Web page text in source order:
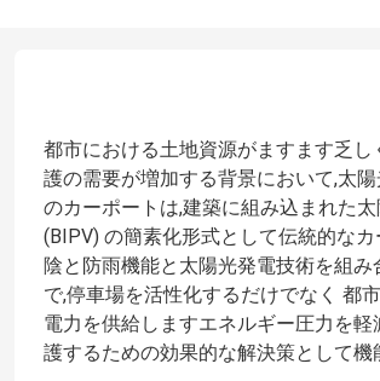
都市における土地資源がますます乏し
護の需要が増加する背景において,太
のカーポートは,建築に組み込まれた
(BIPV) の簡素化形式として伝統的なカ
陰と防雨機能と太陽光発電技術を組み
で,停車場を活性化するだけでなく 都
電力を供給しますエネルギー圧力を軽
護するための効果的な解決策として機